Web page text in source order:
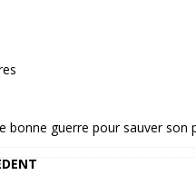
bonne guerre pour sauver son